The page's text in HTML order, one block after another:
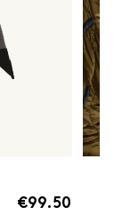
€99.50